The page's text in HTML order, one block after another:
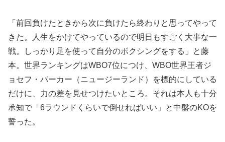
「前回負けたときから次に負けたら終わりと思ってやって
きた。人生をかけてやっているので明日もすごく大事な一
戦。しっかり足を使って自分のボクシングをする」と藤
本。世界ランキングはWBO7位につけ、WBO世界王者ジ
ョセフ・パーカー（ニュージーランド）を標的にしている
だけに、力の差を見せつけたいところ。それは本人も十分
承知で「6ラウンドくらいで倒せればいい」と中盤のKOを
誓った。